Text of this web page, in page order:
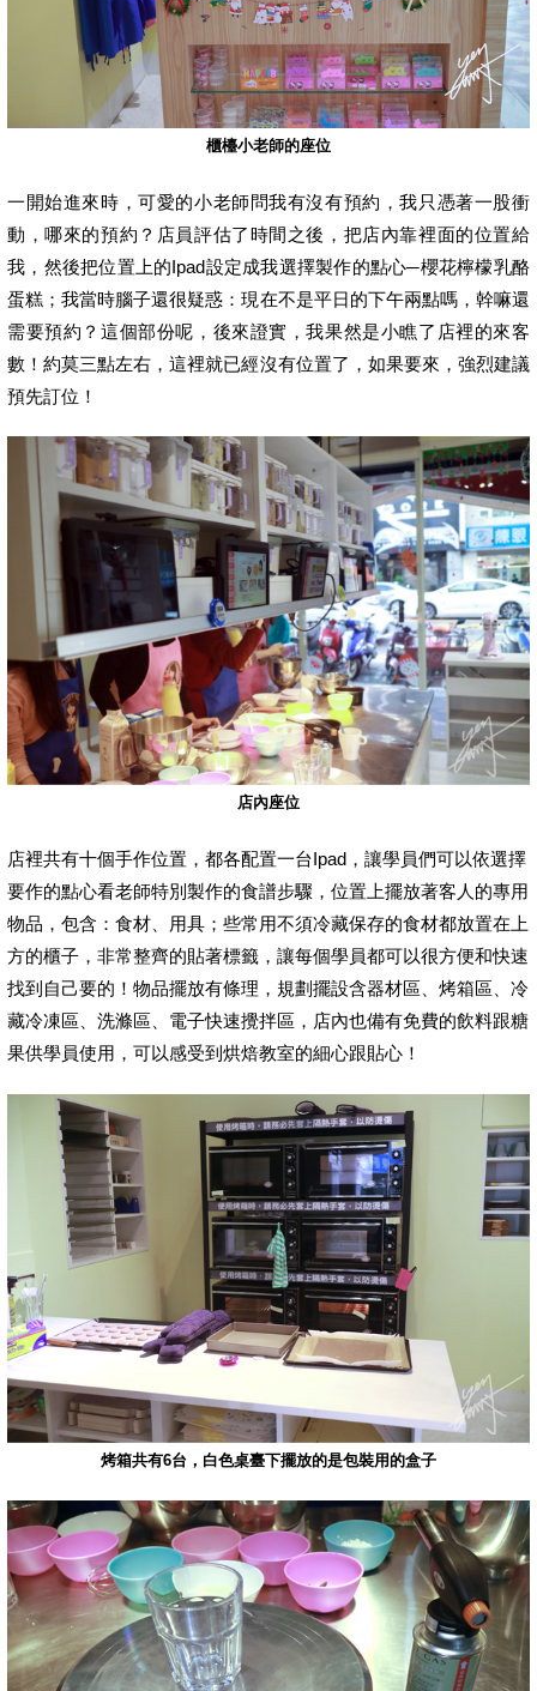
櫃檯小老師的座位
一開始進來時，可愛的小老師問我有沒有預約，我只憑著一股衝
動，哪來的預約？店員評估了時間之後，把店內靠裡面的位置給
我，然後把位置上的Ipad設定成我選擇製作的點心─櫻花檸檬乳酪
蛋糕；我當時腦子還很疑惑：現在不是平日的下午兩點嗎，幹嘛還
需要預約？這個部份呢，後來證實，我果然是小瞧了店裡的來客
數！約莫三點左右，這裡就已經沒有位置了，如果要來，強烈建議
預先訂位！
店內座位
店裡共有十個手作位置，都各配置一台Ipad，讓學員們可以依選擇
要作的點心看老師特別製作的食譜步驟，位置上擺放著客人的專用
物品，包含：食材、用具；些常用不須冷藏保存的食材都放置在上
方的櫃子，非常整齊的貼著標籤，讓每個學員都可以很方便和快速
找到自己要的！物品擺放有條理，規劃擺設含器材區、烤箱區、冷
藏冷凍區、洗滌區、電子快速攪拌區，店內也備有免費的飲料跟糖
果供學員使用，可以感受到烘焙教室的細心跟貼心！
烤箱共有6台，白色桌臺下擺放的是包裝用的盒子